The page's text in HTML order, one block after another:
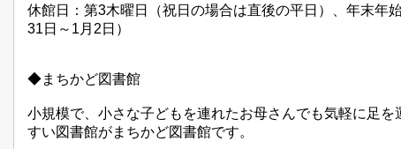
休館日：第3木曜日（祝日の場合は直後の平日）、 年末年
31日～1月2日）
◆まちかど図書館
小規模で、小さな子どもを連れたお母さんでも気軽に足を
すい図書館がまちかど図書館です。